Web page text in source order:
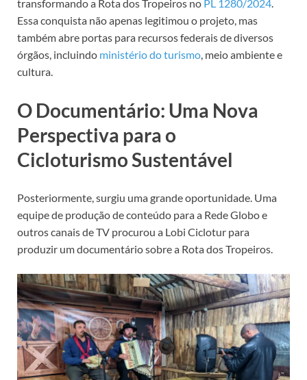
transformando a Rota dos Tropeiros no PL 1280/2024.
Essa conquista não apenas legitimou o projeto, mas
também abre portas para recursos federais de diversos
órgãos, incluindo ministério do turismo, meio ambiente e
cultura.
O Documentário: Uma Nova
Perspectiva para o
Cicloturismo Sustentável
Posteriormente, surgiu uma grande oportunidade. Uma
equipe de produção de conteúdo para a Rede Globo e
outros canais de TV procurou a Lobi Ciclotur para
produzir um documentário sobre a Rota dos Tropeiros.